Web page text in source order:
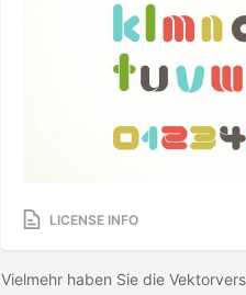
LICENSE INFO
Vielmehr haben Sie die